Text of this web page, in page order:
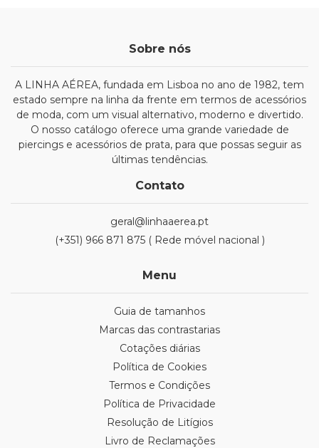
Sobre nós
A LINHA AÉREA, fundada em Lisboa no ano de 1982, tem
estado sempre na linha da frente em termos de acessórios
de moda, com um visual alternativo, moderno e divertido.
O nosso catálogo oferece uma grande variedade de
piercings e acessórios de prata, para que possas seguir as
últimas tendências.
Contato
geral@linhaaerea.pt
(+351) 966 871 875 ( Rede móvel nacional )
Menu
Guia de tamanhos
Marcas das contrastarias
Cotações diárias
Política de Cookies
Termos e Condições
Política de Privacidade
Resolução de Litígios
Livro de Reclamações